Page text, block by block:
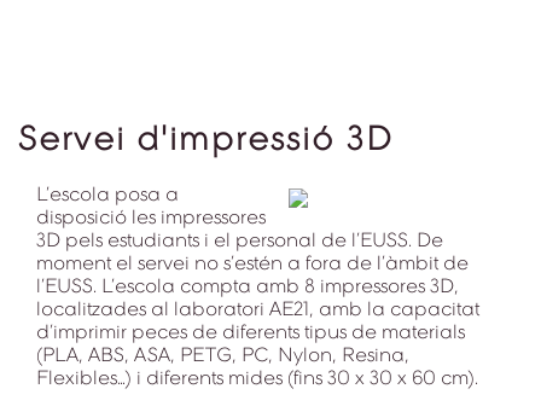
Servei d'impressió 3D
L’escola posa a
disposició les impressores
3D pels estudiants i el personal de l’EUSS. De
moment el servei no s’estén a fora de l’àmbit de
l’EUSS. L’escola compta amb 8 impressores 3D,
localitzades al laboratori AE21, amb la capacitat
d’imprimir peces de diferents tipus de materials
(PLA, ABS, ASA, PETG, PC, Nylon, Resina,
Flexibles…) i diferents mides (fins 30 x 30 x 60 cm).